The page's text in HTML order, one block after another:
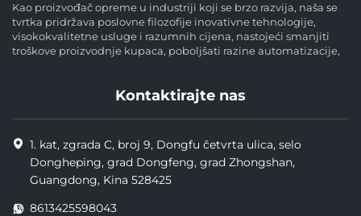
Kao proizvođač opreme u industriji koji se brzo razvija, naša se
tvrtka pridržava poslovne filozofije inovativne tehnologije,
visokokvalitetne usluge i razumnih cijena, nastojeći smanjiti
troškove proizvodnje kupaca, poboljšati razine automatizacije,
Kontaktirajte nas
1. kat, zgrada C, broj 9, Dongfu četvrta ulica, selo
Dongheping, grad Dongfeng, grad Zhongshan,
Guangdong, Kina 528425
8613425598043